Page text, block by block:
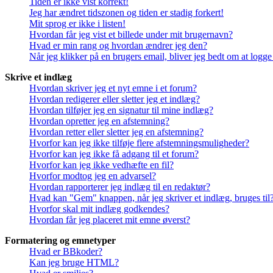
Jeg har ændret tidszonen og tiden er stadig forkert!
Mit sprog er ikke i listen!
Hvordan får jeg vist et billede under mit brugernavn?
Hvad er min rang og hvordan ændrer jeg den?
Når jeg klikker på en brugers email, bliver jeg bedt om at
Skrive et indlæg
Hvordan skriver jeg et nyt emne i et forum?
Hvordan redigerer eller sletter jeg et indlæg?
Hvordan tilføjer jeg en signatur til mine indlæg?
Hvordan opretter jeg en afstemning?
Hvordan retter eller sletter jeg en afstemning?
Hvorfor kan jeg ikke tilføje flere afstemningsmuligheder?
Hvorfor kan jeg ikke få adgang til et forum?
Hvorfor kan jeg ikke vedhæfte en fil?
Hvorfor modtog jeg en advarsel?
Hvordan rapporterer jeg indlæg til en redaktør?
Hvad kan "Gem" knappen, når jeg skriver et indlæg, bruges
Hvorfor skal mit indlæg godkendes?
Hvordan får jeg placeret mit emne øverst?
Formatering og emnetyper
Hvad er BBkoder?
Kan jeg bruge HTML?